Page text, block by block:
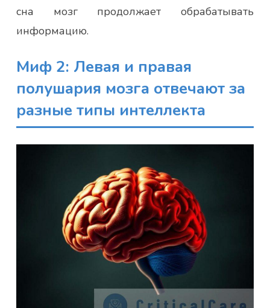
сна мозг продолжает обрабатывать
информацию.
Миф 2: Левая и правая
полушария мозга отвечают за
разные типы интеллекта